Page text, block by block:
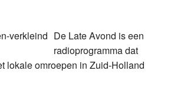
De Late Avond is een
radioprogramma dat
lokale omroepen in Zuid-Holland